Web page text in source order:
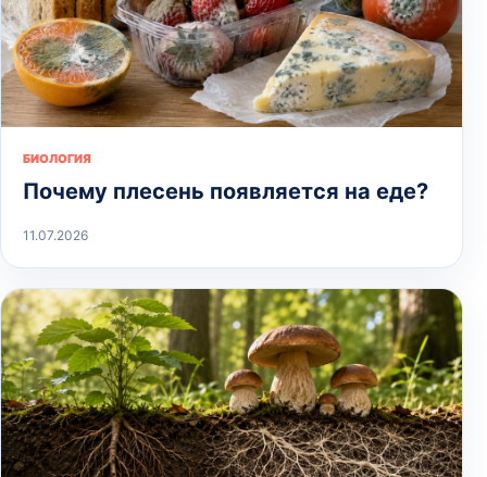
БИОЛОГИЯ
Почему плесень появляется на еде?
11.07.2026